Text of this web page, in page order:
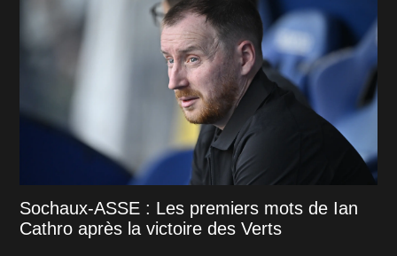
Sochaux-ASSE : Les premiers mots de Ian
Cathro après la victoire des Verts